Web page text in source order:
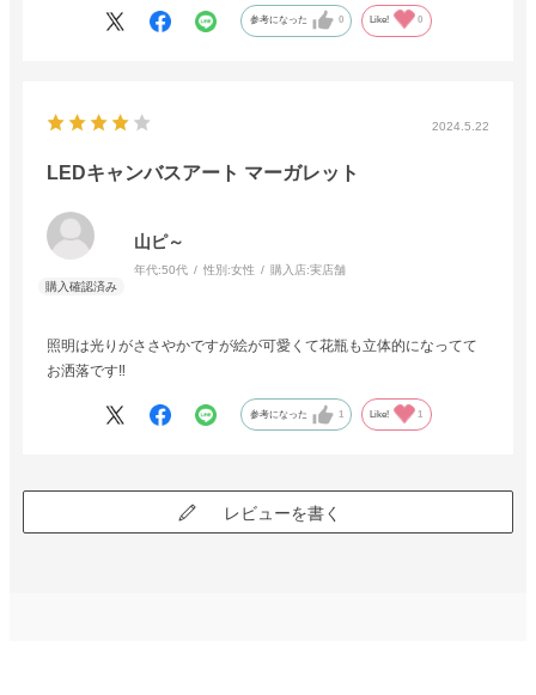
参考になった 0 Like! 0
2024.5.22
LEDキャンバスアート マーガレット
山ピ～
年代:50代 性別:女性 購入店:実店舗
照明は光りがささやかですが絵が可愛くて花瓶も立体的になってて
お洒落です‼️
参考になった 1 Like! 1
レビューを書く